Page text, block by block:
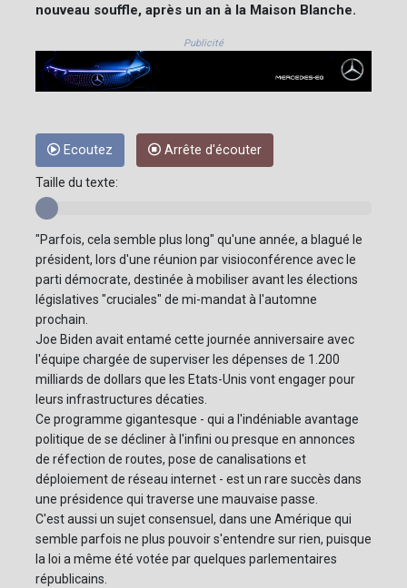
nouveau souffle, après un an à la Maison Blanche.
Publicité
Ecoutez Arrête d'écouter
Taille du texte:
"Parfois, cela semble plus long" qu'une année, a blagué le
président, lors d'une réunion par visioconférence avec le
parti démocrate, destinée à mobiliser avant les élections
législatives "cruciales" de mi-mandat à l'automne
prochain.
Joe Biden avait entamé cette journée anniversaire avec
l'équipe chargée de superviser les dépenses de 1.200
milliards de dollars que les Etats-Unis vont engager pour
leurs infrastructures décaties.
Ce programme gigantesque - qui a l'indéniable avantage
politique de se décliner à l'infini ou presque en annonces
de réfection de routes, pose de canalisations et
déploiement de réseau internet - est un rare succès dans
une présidence qui traverse une mauvaise passe.
C'est aussi un sujet consensuel, dans une Amérique qui
semble parfois ne plus pouvoir s'entendre sur rien, puisque
la loi a même été votée par quelques parlementaires
républicains.